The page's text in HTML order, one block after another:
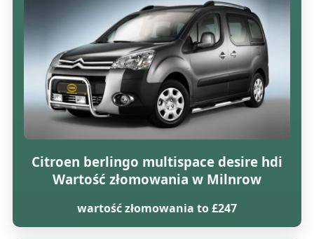
Citroen berlingo multispace desire hdi
Wartość złomowania w Milnrow
wartość złomowania to £247